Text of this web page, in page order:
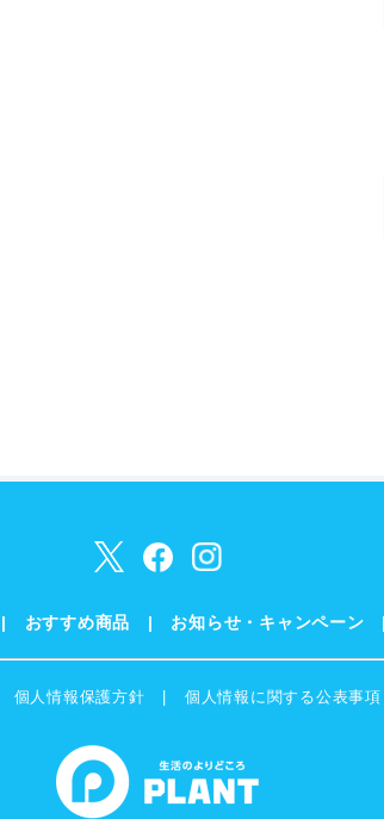
おすすめ商品 お知らせ・キャンペーン
個人情報保護方針 個人情報に関する公表事項